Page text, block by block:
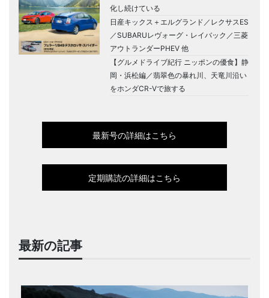
化し続けている
日産キックス＋エルグランド／レクサスES
／SUBARUレヴォーグ・レイバック／三菱
アウトランダーPHEV 他
【グルメドライブ紀行 ニッポンの優食】静
岡・浜松編／翡翠色の暴れ川、天竜川沿い
をホンダCR-Vで旅する
最新号の詳細はこちら
定期購読の詳細はこちら
最新の記事